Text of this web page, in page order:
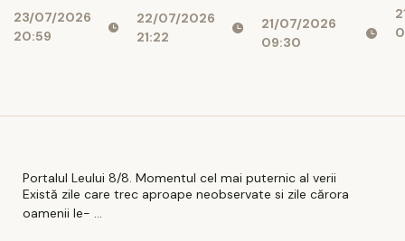
de euro dacă
legea
23/07/2026
20:59
explică de ce
cresc
22/07/2026
21:22
partidul”
21/07/2026
09:30
Portalul Leului 8/8. Momentul cel mai puternic al verii
Există zile care trec aproape neobservate si zile cărora
oamenii le- ...